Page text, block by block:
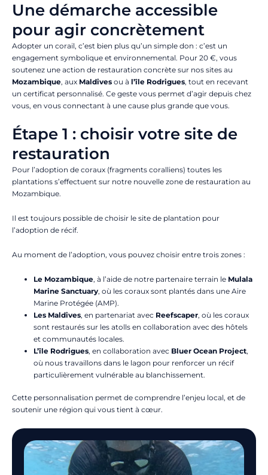
Une démarche accessible
pour agir concrètement
Adopter un corail, c’est bien plus qu’un simple don : c’est un
engagement symbolique et environnemental. Pour 20 €, vous
soutenez une action de restauration concrète sur nos sites au
Mozambique, aux Maldives ou à l’île Rodrigues, tout en recevant
un certificat personnalisé. Ce geste vous permet d’agir depuis chez
vous, en vous connectant à une cause plus grande que vous.
Étape 1 : choisir votre site de
restauration
Pour l’adoption de coraux (fragments coralliens) toutes les
plantations s’effectuent sur notre nouvelle zone de restauration au
Mozambique.
Il est toujours possible de choisir le site de plantation pour
l’adoption de récif.
Au moment de l’adoption, vous pouvez choisir entre trois zones :
Le Mozambique, à l’aide de notre partenaire terrain le Mulala
Marine Sanctuary, où les coraux sont plantés dans une Aire
Marine Protégée (AMP).
Les Maldives, en partenariat avec Reefscaper, où les coraux
sont restaurés sur les atolls en collaboration avec des hôtels
et communautés locales.
L’île Rodrigues, en collaboration avec Bluer Ocean Project,
où nous travaillons dans le lagon pour renforcer un récif
particulièrement vulnérable au blanchissement.
Cette personnalisation permet de comprendre l’enjeu local, et de
soutenir une région qui vous tient à cœur.